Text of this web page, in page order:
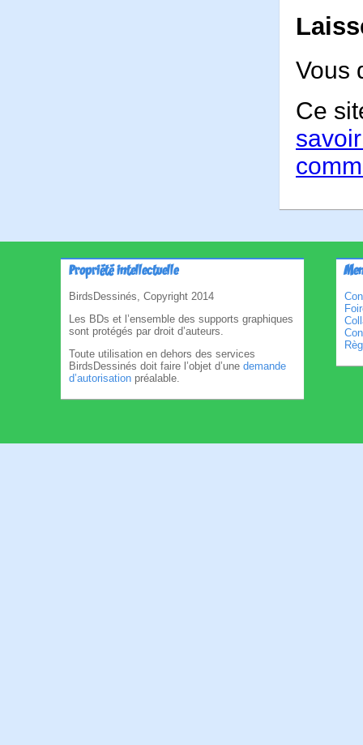
Vous
Ce
Propriété intellectuelle
BirdsDessinés, Copyright 2014
Les BDs et l’ensemble des supports graphiques
sont protégés par droit d’auteurs.
Toute utilisation en dehors des services
BirdsDessinés doit faire l’objet d’une demande
d’autorisation préalable.